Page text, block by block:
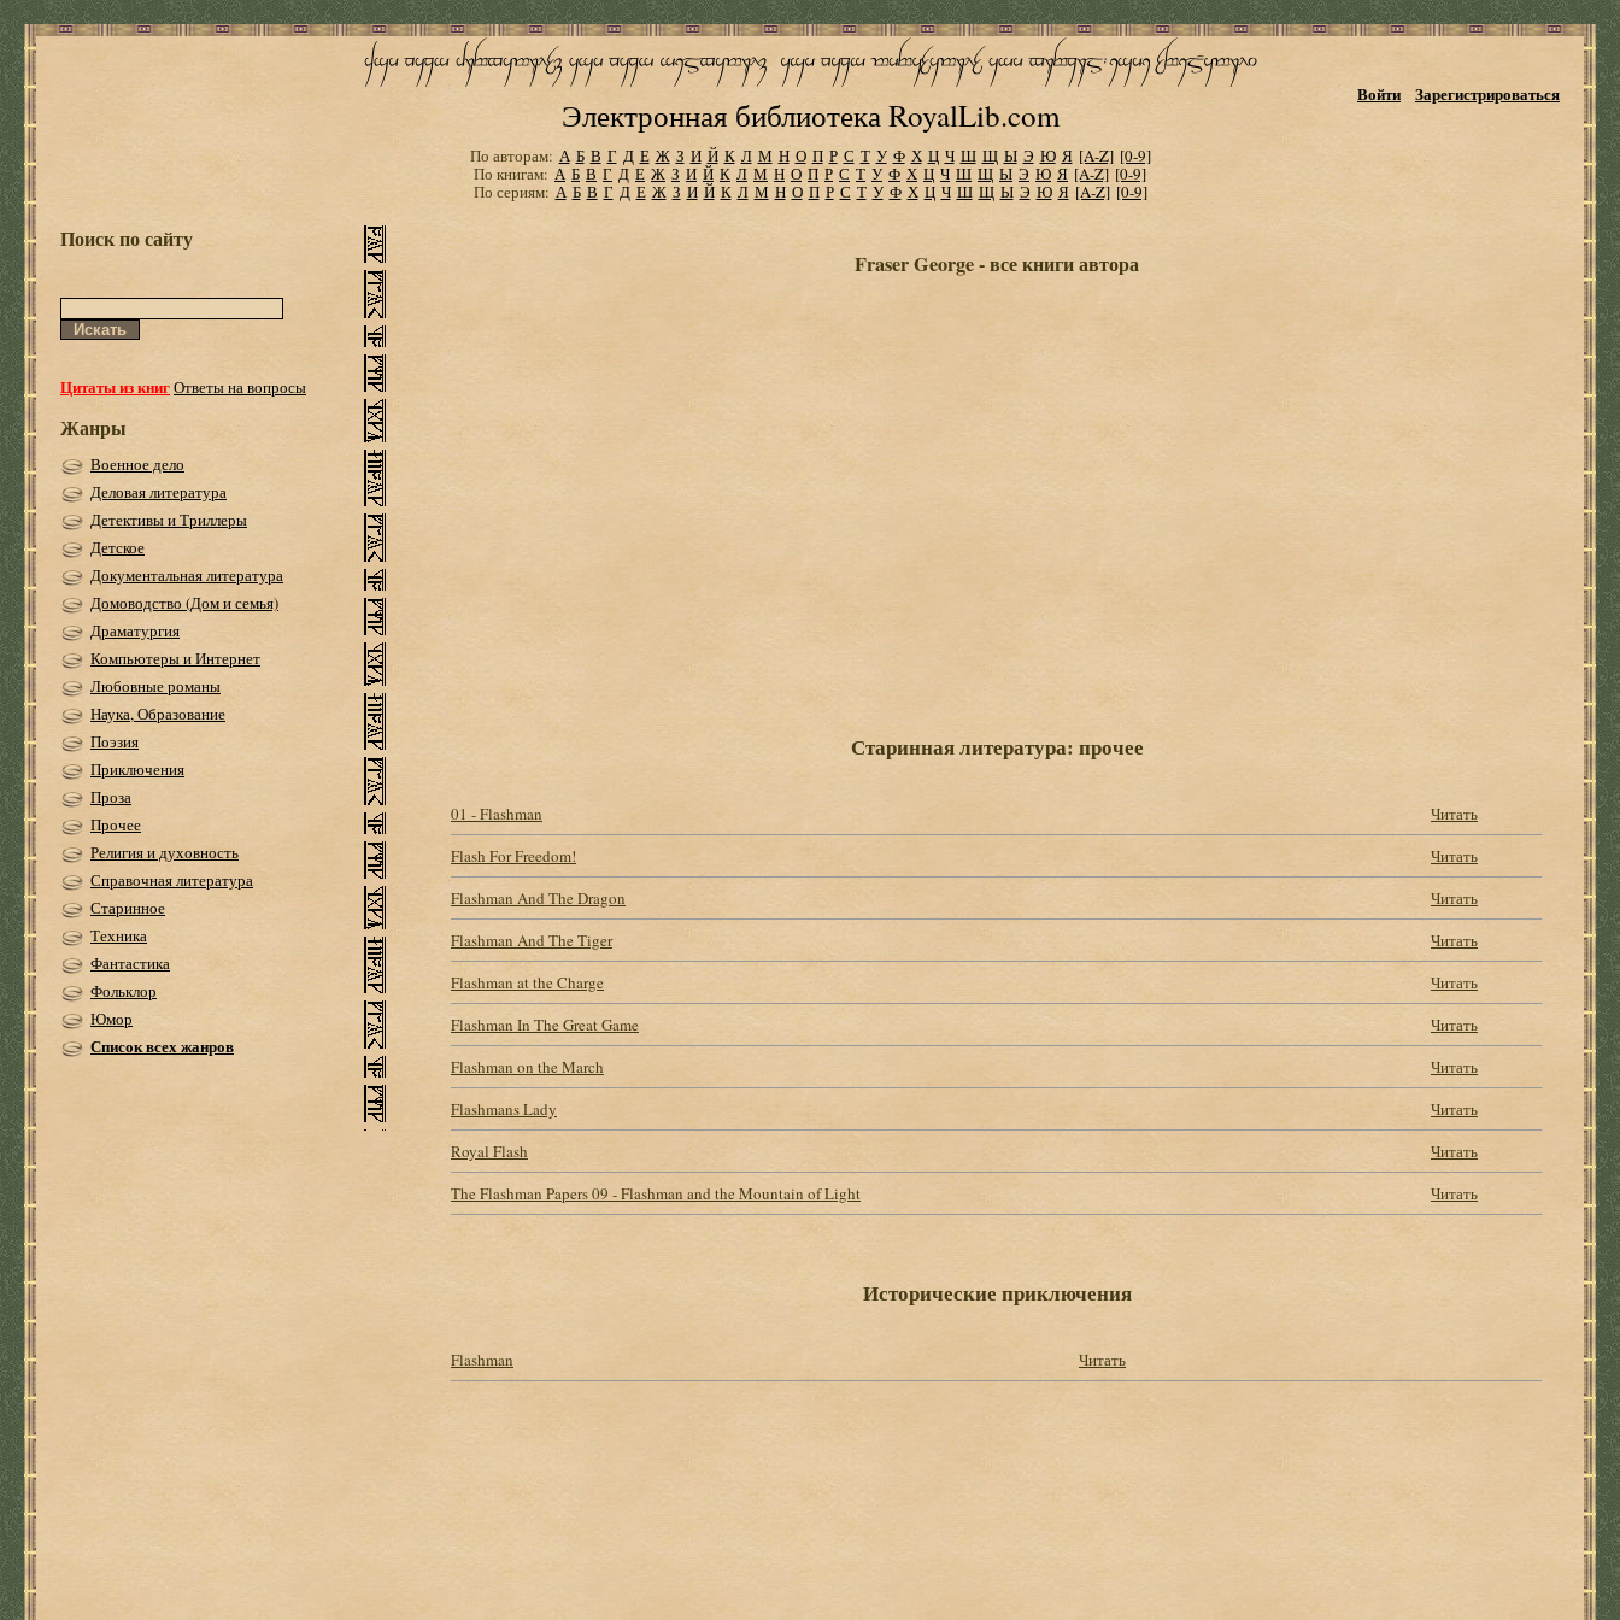
Электронная библиотека RoyalLib.com
Войти Зарегистрироваться
По авторам: А Б В Г Д Е Ж З И Й К Л М Н О П Р С Т У Ф Х Ц Ч Ш Щ Ы Э Ю Я [A-Z] [0-9]
По книгам: А Б В Г Д Е Ж З И Й К Л М Н О П Р С Т У Ф Х Ц Ч Ш Щ Ы Э Ю Я [A-Z] [0-9]
По сериям: А Б В Г Д Е Ж З И Й К Л М Н О П Р С Т У Ф Х Ц Ч Ш Щ Ы Э Ю Я [A-Z] [0-9]
Поиск по сайту
Цитаты из книгОтветы на вопросы
Жанры
Военное дело
Деловая литература
Детективы и Триллеры
Детское
Документальная литература
Домоводство (Дом и семья)
Драматургия
Компьютеры и Интернет
Любовные романы
Наука, Образование
Поэзия
Приключения
Проза
Прочее
Религия и духовность
Справочная литература
Старинное
Техника
Фантастика
Фольклор
Юмор
Список всех жанров
Fraser George - все книги автора
Старинная литература: прочее
01 - Flashman
Читать
Flash For Freedom!
Читать
Flashman And The Dragon
Читать
Flashman And The Tiger
Читать
Flashman at the Charge
Читать
Flashman In The Great Game
Читать
Flashman on the March
Читать
Flashmans Lady
Читать
Royal Flash
Читать
The Flashman Papers 09 - Flashman and the Mountain of Light
Читать
Исторические приключения
Flashman Читать